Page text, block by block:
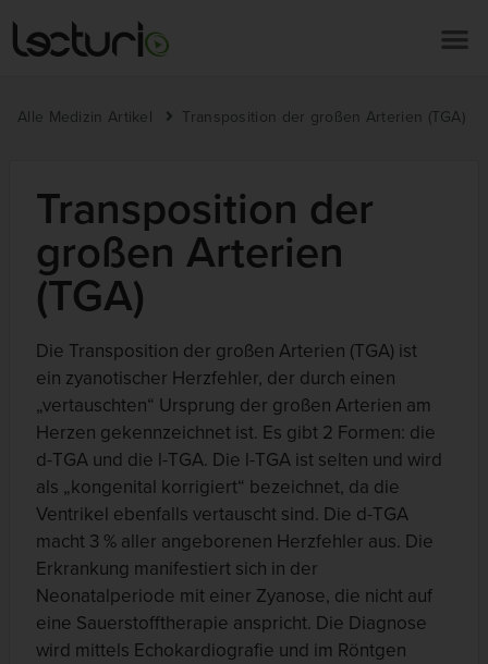
Alle Medizin Artikel Transposition der großen Arterien (TGA)
Transposition der
großen Arterien
(TGA)
Die Transposition der großen Arterien (TGA) ist
ein zyanotischer Herzfehler, der durch einen
„vertauschten“ Ursprung der großen Arterien am
Herzen gekennzeichnet ist. Es gibt 2 Formen: die
d-TGA und die l-TGA. Die l-TGA ist selten und wird
als „kongenital korrigiert“ bezeichnet, da die
Ventrikel ebenfalls vertauscht sind. Die d-TGA
macht 3 % aller angeborenen Herzfehler aus. Die
Erkrankung manifestiert sich in der
Neonatalperiode mit einer Zyanose, die nicht auf
eine Sauerstofftherapie anspricht. Die Diagnose
wird mittels Echokardiografie und im Röntgen